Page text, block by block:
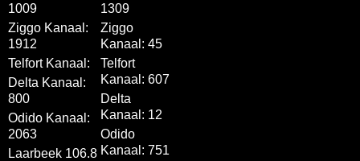
1009
Ziggo Kanaal:
1912
Telfort Kanaal:
Delta Kanaal:
800
Odido Kanaal:
2063
Laarbeek 106.8
1309
Ziggo
Kanaal: 45
Telfort
Kanaal: 607
Delta
Kanaal: 12
Odido
Kanaal: 751